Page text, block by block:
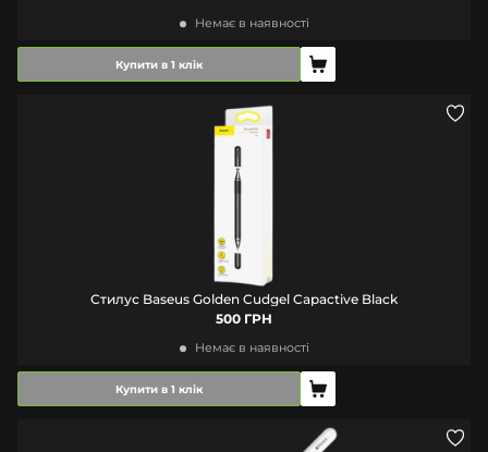
Немає в наявності
Купити в 1 клік
Стилус Baseus Golden Cudgel Capactive Black
500 ГРН
Немає в наявності
Купити в 1 клік